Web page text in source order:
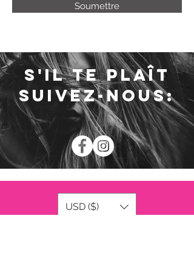
Soumettre
S'il te plaît
Suivez-nous:
USD ($)